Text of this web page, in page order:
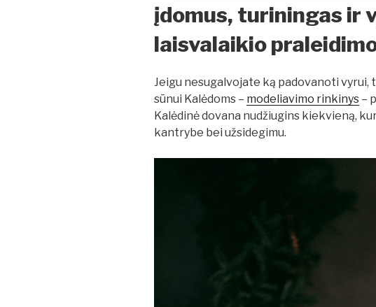
įdomus, turiningas ir
laisvalaikio
Jeigu nesugalvojate ką padovanoti vyrui,
sūnui Kalėdoms – modeliavimo rinkinys –
Kalėdinė dovana nudžiugins kiekvieną,
kantrybe bei užsidegimu.